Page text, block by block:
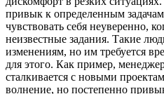
привык к определенным
чувствовать себя неуверенно,
неизвестные задания. Такие
изменениям, но им требуется
для этого. Как пример,
сталкивается с новыми
волнение, но постепенно